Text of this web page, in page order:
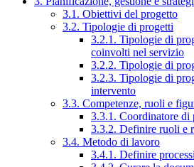
3.1. Obiettivi del progetto
3.2. Tipologie di progetti
3.2.1. Tipologie di
coinvolti nel servizio
3.2.2. Tipologie di
3.2.3. Tipologie di
intervento
3.3. Competenze, ruoli e
3.3.1. Coordinatore di
3.3.2. Definire ruoli e
3.4. Metodo di lavoro
3.4.1. Definire